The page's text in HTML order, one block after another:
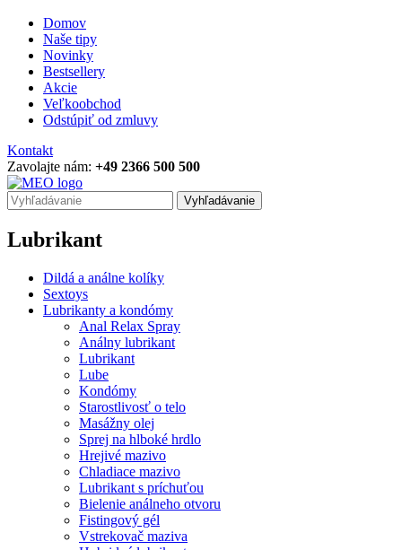
Domov
Naše tipy
Novinky
Bestsellery
Akcie
Veľkoobchod
Odstúpiť od zmluvy
Kontakt
Zavolajte nám: +49 2366 500 500
Vyhľadávanie
Lubrikant
Dildá a análne kolíky
Sextoys
Lubrikanty a kondómy
Anal Relax Spray
Análny lubrikant
Lubrikant
Lube
Kondómy
Starostlivosť o telo
Masážny olej
Sprej na hlboké hrdlo
Hrejivé mazivo
Chladiace mazivo
Lubrikant s príchuťou
Bielenie análneho otvoru
Fistingový gél
Vstrekovač maziva